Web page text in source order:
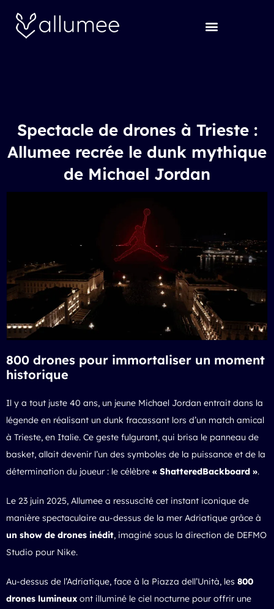
contenu
Spectacle de drones à Trieste :
Allumee recrée le dunk mythique
de Michael Jordan
800 drones pour immortaliser un moment
historique
Il y a tout juste 40 ans, un jeune Michael Jordan entrait dans la
légende en réalisant un dunk fracassant lors d’un match amical
à Trieste, en Italie. Ce geste fulgurant, qui brisa le panneau de
basket, allait devenir l’un des symboles de la puissance et de la
détermination du joueur : le célèbre « ShatteredBackboard ».
Le 23 juin 2025, Allumee a ressuscité cet instant iconique de
manière spectaculaire au-dessus de la mer Adriatique grâce à
un show de drones inédit, imaginé sous la direction de DEFMO
Studio pour Nike.
Au-dessus de l’Adriatique, face à la Piazza dell’Unità, les 800
drones lumineux ont illuminé le ciel nocturne pour offrir une